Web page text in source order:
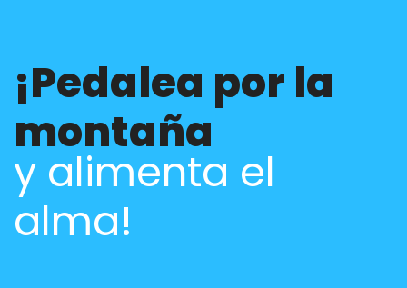
¡Pedalea por la
montaña
y alimenta el
alma!